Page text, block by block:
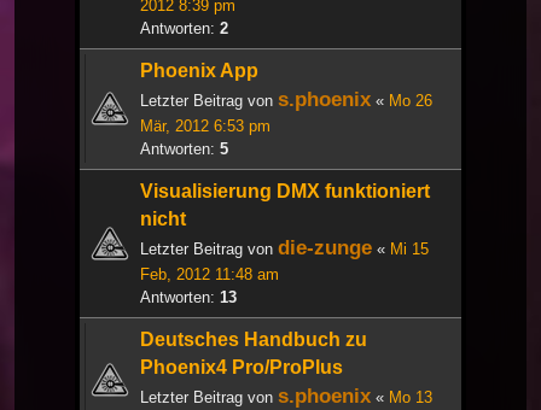
2012 8:39 pm
Antworten: 2
Phoenix App
Letzter Beitrag von s.phoenix « Mo 26
Mär, 2012 6:53 pm
Antworten: 5
Visualisierung DMX funktioniert
nicht
Letzter Beitrag von die-zunge « Mi 15
Feb, 2012 11:48 am
Antworten: 13
Deutsches Handbuch zu
Phoenix4 Pro/ProPlus
Letzter Beitrag von s.phoenix « Mo 13